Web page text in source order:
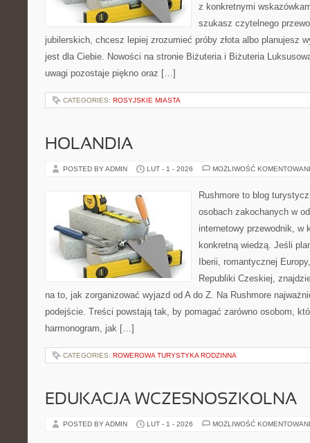
z konkretnymi
szukasz czytelnego
jubilerskich, chcesz lepiej zrozumieć próby złota albo planujesz
jest dla Ciebie. Nowości na stronie Biżuteria i Biżuteria
uwagi pozostaje piękno oraz […]
CATEGORIES: ROSYJSKIE MIASTA
HOLANDIA
POSTED BY ADMIN LUT - 1 - 2026 MOŻLIWOŚĆ
Rushmore to blog
osobach zakochanych w
internetowy przewodnik, w
konkretną wiedzą. Jeśli
Iberii, romantycznej
Republiki Czeskiej,
na to, jak zorganizować wyjazd od A do Z. Na Rushmore
podejście. Treści powstają tak, by pomagać zarówno osobom,
harmonogram, jak […]
CATEGORIES: ROWEROWA TURYSTYKA RODZINNA
EDUKACJA WCZESNOSZKOLNA
POSTED BY ADMIN LUT - 1 - 2026 MOŻLIWOŚĆ